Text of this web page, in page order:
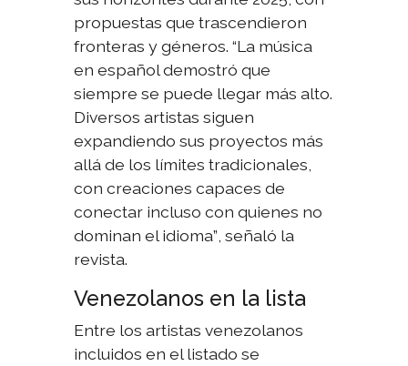
propuestas que trascendieron
fronteras y géneros.“La música
en español demostró que
siempre se puede llegar más alto.
Diversos artistas siguen
expandiendo sus proyectos más
allá de los límites tradicionales,
con creaciones capaces de
conectar incluso con quienes no
dominan el idioma” , señaló la
revista.
Venezolanos en la lista
Entre los artistas venezolanos
incluidos en el listado se